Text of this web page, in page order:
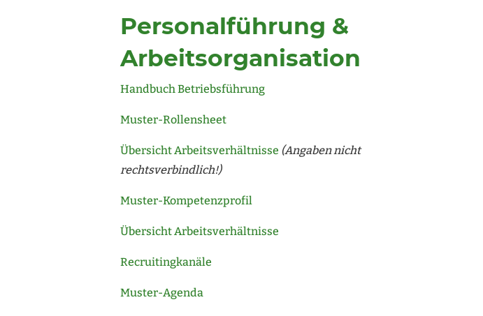
Personalführung &
Arbeitsorganisation
Handbuch Betriebsführung
Muster-Rollensheet
Übersicht Arbeitsverhältnisse (Angaben nicht
rechtsverbindlich!)
Muster-Kompetenzprofil
Übersicht Arbeitsverhältnisse
Recruitingkanäle
Muster-Agenda